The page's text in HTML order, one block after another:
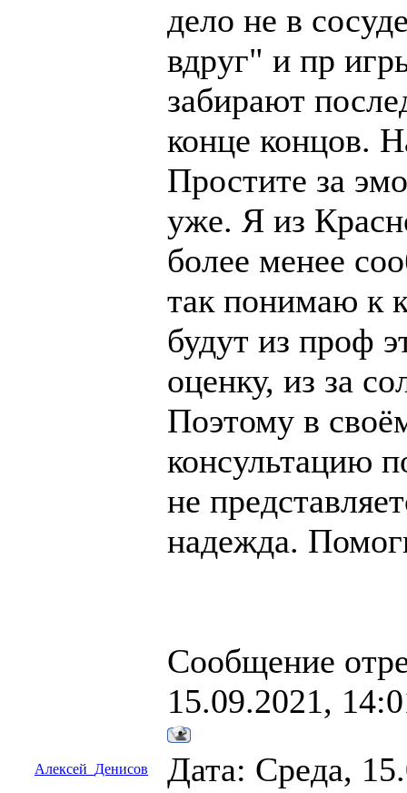
дело не в
вдруг" и пр
забирают
конце концов.
Простите за
уже. Я из
более менее
так понимаю к
будут из проф
оценку, из за
Поэтому в
консультацию
не
надежда.
Сообщение
15.09.2021,
Алексей_Денисов Дата: Среда,